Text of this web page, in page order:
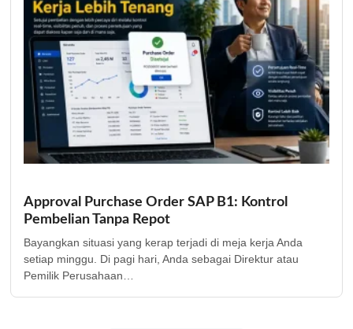
Approval Purchase Order SAP B1: Kontrol
Pembelian Tanpa Repot
Bayangkan situasi yang kerap terjadi di meja kerja Anda
setiap minggu. Di pagi hari, Anda sebagai Direktur atau
Pemilik Perusahaan…